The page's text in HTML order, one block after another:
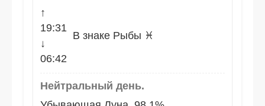
↑
19:31
↓
06:42
В знаке Рыбы ♓
Нейтральный день.